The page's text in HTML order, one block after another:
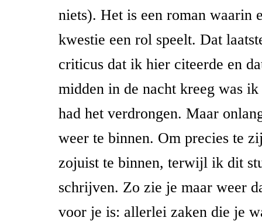
niets). Het is een roman waarin
kwestie een rol speelt. Dat
criticus dat ik hier citeerde en
midden in de nacht kreeg was
had het verdrongen. Maar
weer te binnen. Om precies te
zojuist te binnen, terwijl ik dit
schrijven. Zo zie je maar weer
voor je is: allerlei zaken die je